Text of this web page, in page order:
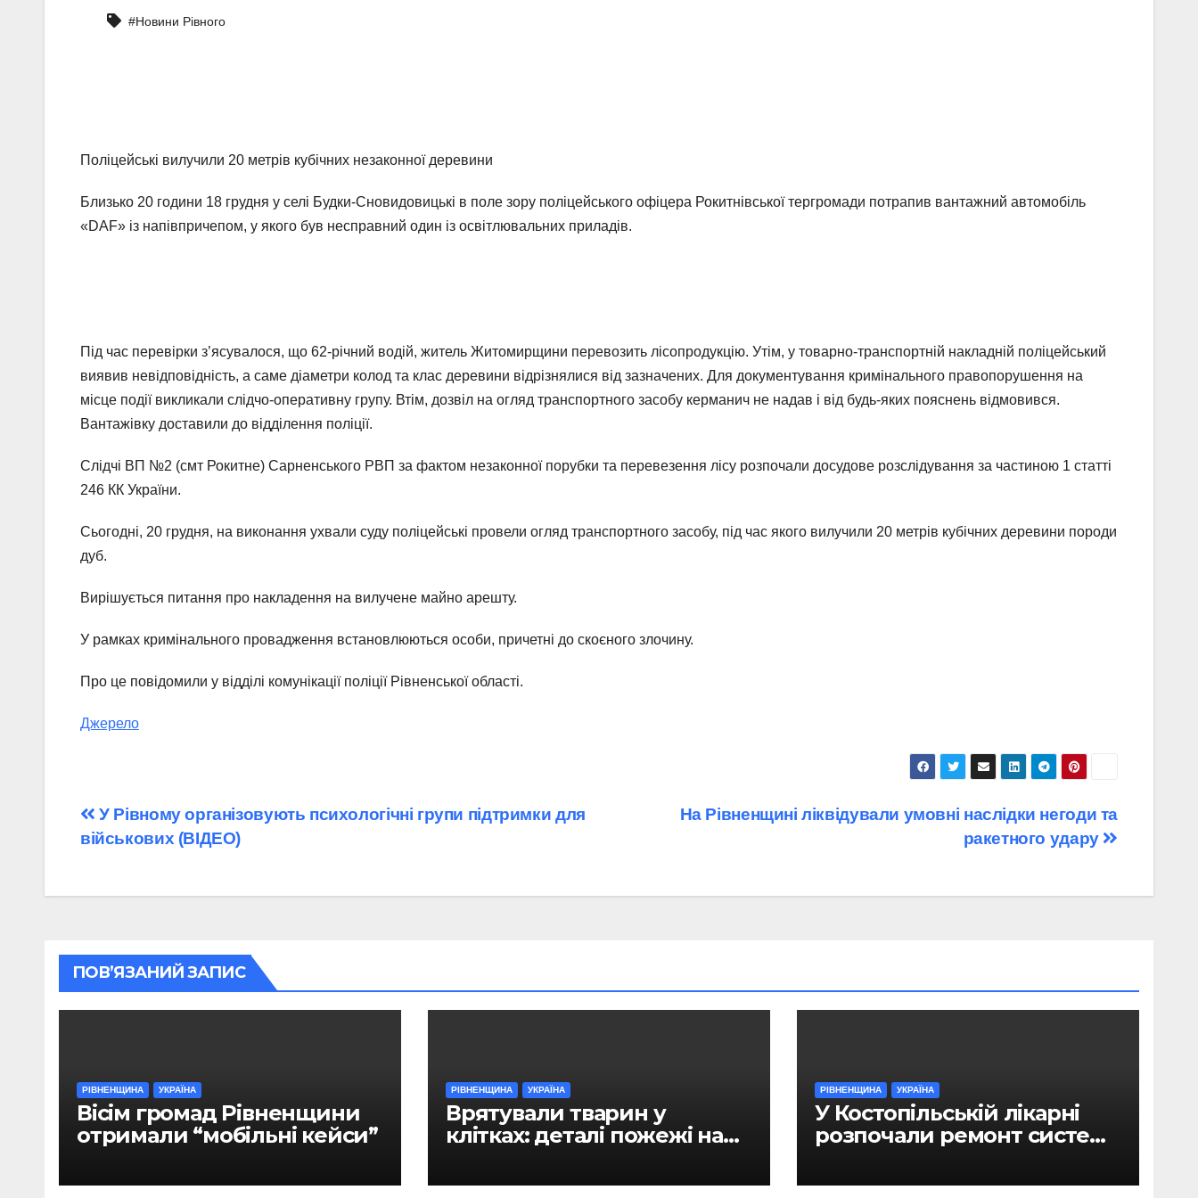
#Новини Рівного
Поліцейські вилучили 20 метрів кубічних незаконної деревини
Близько 20 години 18 грудня у селі Будки-Сновидовицькі в поле зору поліцейського офіцера Рокитнівської тергромади потрапив вантажний автомобіль
«DAF» із напівпричепом, у якого був несправний один із освітлювальних приладів.
Під час перевірки з’ясувалося, що 62-річний водій, житель Житомирщини перевозить лісопродукцію. Утім, у товарно-транспортній накладній поліцейський
виявив невідповідність, а саме діаметри колод та клас деревини відрізнялися від зазначених. Для документування кримінального правопорушення на
місце події викликали слідчо-оперативну групу. Втім, дозвіл на огляд транспортного засобу керманич не надав і від будь-яких пояснень відмовився.
Вантажівку доставили до відділення поліції.
Слідчі ВП №2 (смт Рокитне) Сарненського РВП за фактом незаконної порубки та перевезення лісу розпочали досудове розслідування за частиною 1 статті
246 КК України.
Сьогодні, 20 грудня, на виконання ухвали суду поліцейські провели огляд транспортного засобу, під час якого вилучили 20 метрів кубічних деревини породи
дуб.
Вирішується питання про накладення на вилучене майно арешту.
У рамках кримінального провадження встановлюються особи, причетні до скоєного злочину.
Про це повідомили у відділі комунікації поліції Рівненської області.
Джерело
Навігація
записів
На Рівненщині ліквідували умовні наслідки негоди та
ракетного удару
У Рівному організовують психологічні групи підтримки для
військових (ВІДЕО)
ПОВ’ЯЗАНИЙ ЗАПИС
РІВНЕНЩИНА УКРАЇНА
Вісім громад Рівненщини
отримали “мобільні кейси”
РІВНЕНЩИНА УКРАЇНА
Врятували тварин у
клітках: деталі пожежі на
РІВНЕНЩИНА УКРАЇНА
У Костопільській лікарні
розпочали ремонт системи